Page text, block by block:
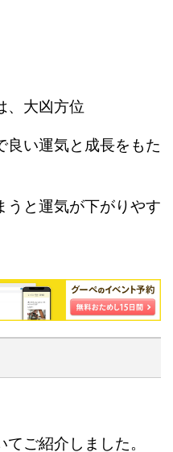
、大凶方位
良い運気と成長をもた
うと運気が下がりやす
ご紹介しました。